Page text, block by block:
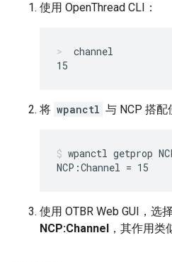
使用 OpenThread CLI：
channel
将 wpanctl 与 NCP 搭配
wpanctl getprop
使用 OTBR Web GUI，选
NCP:Channel ，其作用类